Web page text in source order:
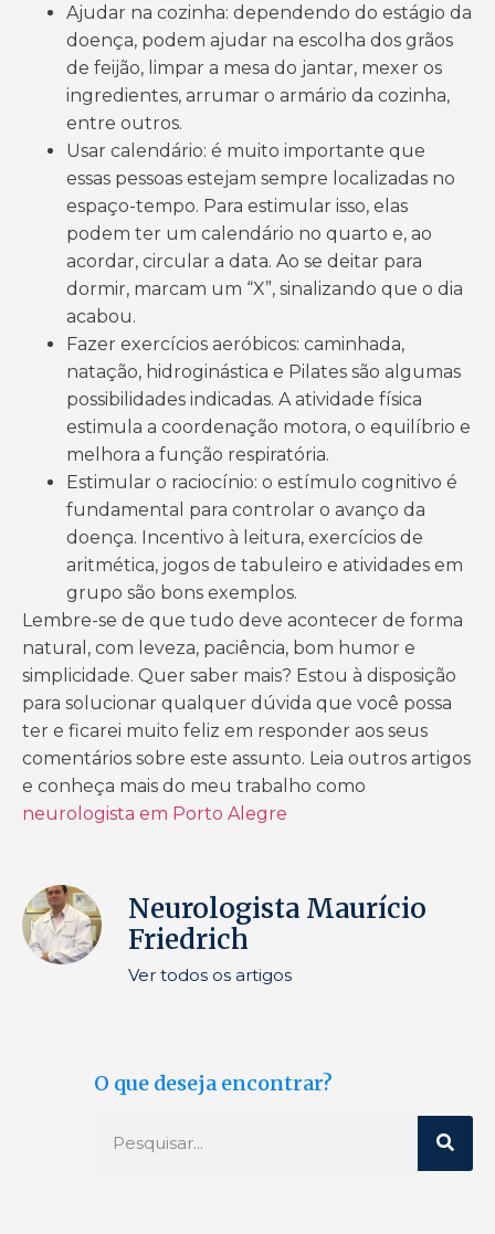
Ajudar na cozinha: dependendo do estágio da
doença, podem ajudar na escolha dos grãos
de feijão, limpar a mesa do jantar, mexer os
ingredientes, arrumar o armário da cozinha,
entre outros.
Usar calendário: é muito importante que
essas pessoas estejam sempre localizadas no
espaço-tempo. Para estimular isso, elas
podem ter um calendário no quarto e, ao
acordar, circular a data. Ao se deitar para
dormir, marcam um “X”, sinalizando que o dia
acabou.
Fazer exercícios aeróbicos: caminhada,
natação, hidroginástica e Pilates são algumas
possibilidades indicadas. A atividade física
estimula a coordenação motora, o equilíbrio e
melhora a função respiratória.
Estimular o raciocínio: o estímulo cognitivo é
fundamental para controlar o avanço da
doença. Incentivo à leitura, exercícios de
aritmética, jogos de tabuleiro e atividades em
grupo são bons exemplos.
Lembre-se de que tudo deve acontecer de forma
natural, com leveza, paciência, bom humor e
simplicidade. Quer saber mais? Estou à disposição
para solucionar qualquer dúvida que você possa
ter e ficarei muito feliz em responder aos seus
comentários sobre este assunto. Leia outros artigos
e conheça mais do meu trabalho como
neurologista em Porto Alegre
Neurologista Maurício
Friedrich
Ver todos os artigos
O que deseja encontrar?